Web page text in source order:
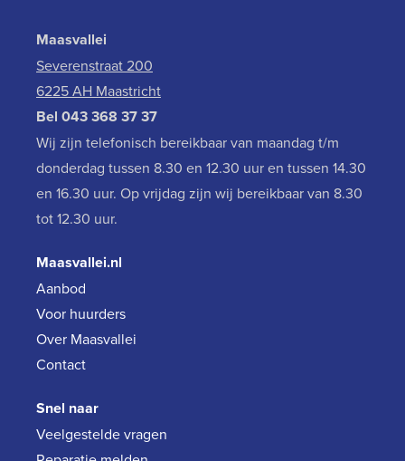
Maasvallei
Severenstraat 200
6225 AH Maastricht
Bel 043 368 37 37
Wij zijn telefonisch bereikbaar van maandag t/m
donderdag tussen 8.30 en 12.30 uur en tussen 14.30
en 16.30 uur. Op vrijdag zijn wij bereikbaar van 8.30
tot 12.30 uur.
Maasvallei.nl
Aanbod
Voor huurders
Over Maasvallei
Contact
Snel naar
Veelgestelde vragen